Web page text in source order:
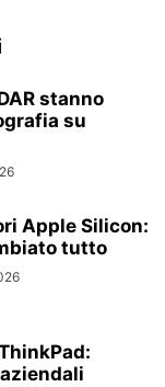
stanno
su
Apple Silicon:
tutto